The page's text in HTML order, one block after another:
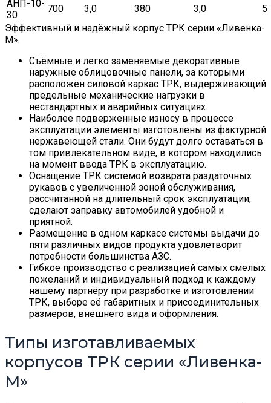
АНП-10-
30
700 3,0 380 3,0
5
Эффективный и надёжный корпус ТРК серии «Ливенка-
М».
Съёмные и легко заменяемые декоративные
наружные облицовочные панели, за которыми
расположен силовой каркас ТРК, выдерживающий
предельные механические нагрузки в
нестандартных и аварийных ситуациях.
Наиболее подверженные износу в процессе
эксплуатации элементы изготовлены из фактурной
нержавеющей стали. Они будут долго оставаться в
том привлекательном виде, в котором находились
на момент ввода ТРК в эксплуатацию.
Оснащение ТРК системой возврата раздаточных
рукавов с увеличенной зоной обслуживания,
рассчитанной на длительный срок эксплуатации,
сделают заправку автомобилей удобной и
приятной.
Размещение в одном каркасе системы выдачи до
пяти различных видов продукта удовлетворит
потребности большинства АЗС.
Гибкое производство с реализацией самых смелых
пожеланий и индивидуальный подход к каждому
нашему партнёру при разработке и изготовлении
ТРК, выборе её габаритных и присоединительных
размеров, внешнего вида и оформления.
Типы изготавливаемых
корпусов ТРК серии «Ливенка-
М»